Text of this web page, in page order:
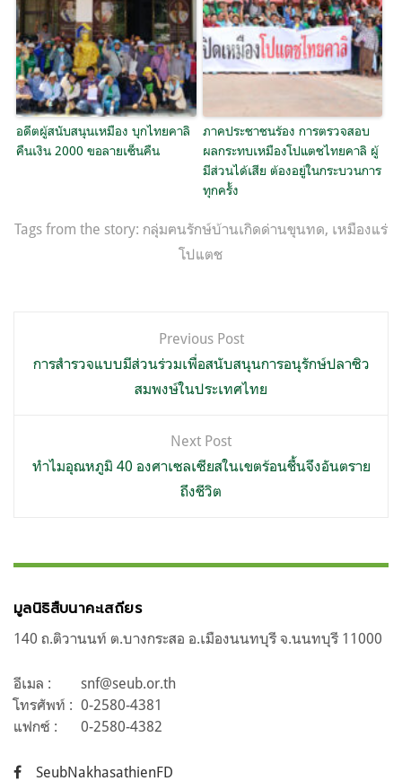
อดีตผู้สนับสนุนเหมือง บุกไทยคาลิ
คืนเงิน 2000 ขอลายเซ็นคืน
ภาคประชาชนร้อง การตรวจสอบ
ผลกระทบเหมืองโปแตชไทยคาลิ ผู้
มีส่วนได้เสีย ต้องอยู่ในกระบวนการ
ทุกครั้ง
Tags from the story: กลุ่มฅนรักษ์บ้านเกิดด่านขุนทด, เหมืองแร่
โปแตช
เรื่อง
Previous Post
การสำรวจแบบมีส่วนร่วมเพื่อสนับสนุนการอนุรักษ์ปลาซิว
สมพงษ์ในประเทศไทย
Next Post
ทำไมอุณหภูมิ 40 องศาเซลเซียสในเขตร้อนชื้นจึงอันตราย
ถึงชีวิต
มูลนิธิสืบนาคะเสถียร
140 ถ.ติวานนท์ ต.บางกระสอ อ.เมืองนนทบุรี จ.นนทบุรี 11000
อีเมล :
snf@seub.or.th
โทรศัพท์ : 0-2580-4381
แฟกซ์ :
0-2580-4382
SeubNakhasathienFD